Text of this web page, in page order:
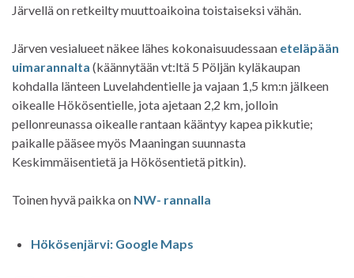
Järvellä on retkeilty muuttoaikoina toistaiseksi vähän.
Järven vesialueet näkee lähes kokonaisuudessaan eteläpään
uimarannalta (käännytään vt:ltä 5 Pöljän kyläkaupan
kohdalla länteen Luvelahdentielle ja vajaan 1,5 km:n jälkeen
oikealle Hökösentielle, jota ajetaan 2,2 km, jolloin
pellonreunassa oikealle rantaan kääntyy kapea pikkutie;
paikalle pääsee myös Maaningan suunnasta
Keskimmäisentietä ja Hökösentietä pitkin).
Toinen hyvä paikka on NW- rannalla
Hökösenjärvi: Google Maps